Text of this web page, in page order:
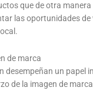
que de otra
las oportunidades de
de marca
desempeñan un papel
de la imagen de